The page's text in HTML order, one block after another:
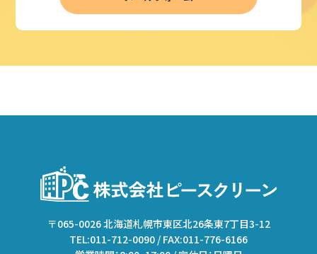
〒065-0026 北海道札幌市東区北26条東7丁目3-12
TEL:011-712-0090 / FAX:011-776-6166